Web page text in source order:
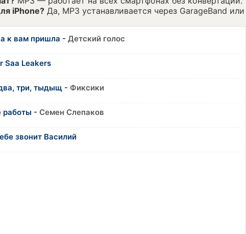
iPhone? Да, MP3 устанавливается через GarageBand или
к вам пришла - Детский голос
Saa Leakers
три, тыдыщ - Фиксики
работы - Семен Слепаков
звонит Василий